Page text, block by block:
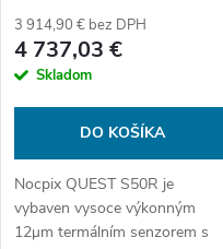
3 914,90 € bez DPH
4 737,03 €
Skladom
DO KOŠÍKA
Nocpix QUEST S50R je
vybaven vysoce výkonným
12μm termálním senzorem s